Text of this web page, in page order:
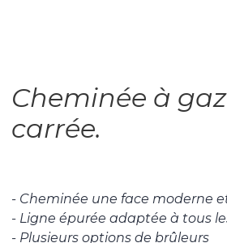
Cheminée à
carrée.
- Cheminée une face moderne
- Ligne épurée adaptée à tous
- Plusieurs options de brûleurs